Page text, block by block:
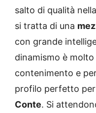
salto di qualità
si tratta di una
con grande
dinamismo è
contenimento e
profilo perfetto
Conte. Si